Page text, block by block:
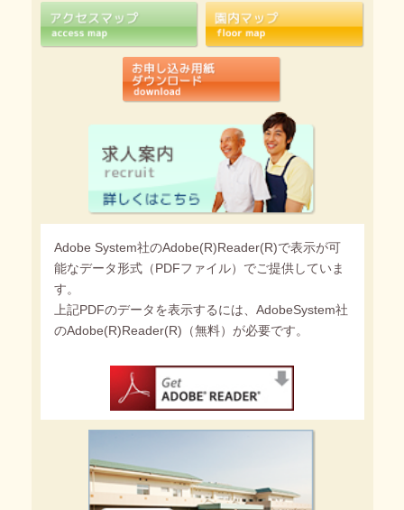
Adobe System社のAdobe(R)Reader(R)で表示が可
能なデータ形式（PDFファイル）でご提供していま
す。
上記PDFのデータを表示するには、AdobeSystem社
のAdobe(R)Reader(R)（無料）が必要です。